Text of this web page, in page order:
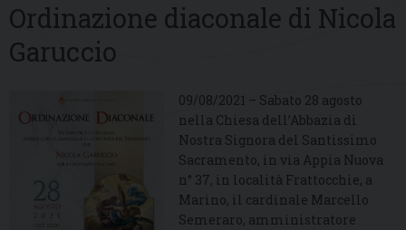
Ordinazione diaconale di Nicola
Garuccio
09/08/2021 – Sabato 28 agosto
nella Chiesa dell’Abbazia di
Nostra Signora del Santissimo
Sacramento, in via Appia Nuova
n° 37, in località Frattocchie, a
Marino, il cardinale Marcello
Semeraro, amministratore